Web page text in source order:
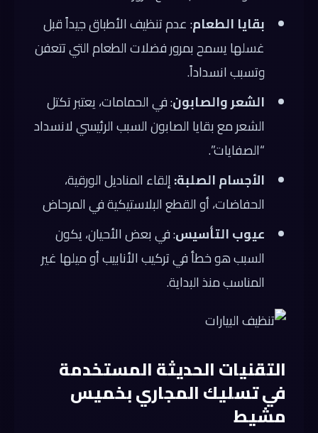
بقايا الطعام: عدم تنظيف الأطباق جيداً قبل
غسلها يسمح بمرور فضلات الطعام التي تتعفن
وتسبب انسداداً.
الشعر والصابون: في الحمامات، يعتبر تكتل
الشعر مع بقايا الصابون السبب الرئيسي لانسداد
“الصفايات”.
الأجسام الصلبة:إلقاء المناديل الورقية،
الحفاضات، أو القطع البلاستيكية في المرحاض
عيوب التأسيس: في بعض الأحيان، يكون
السبب هو خطأ في تركيب الأنابيب أو ميلها غير
المناسب منذ البداية.
التقنيات الحديثة المستخدمة
في تسليك المجاري بخميس
مشيط